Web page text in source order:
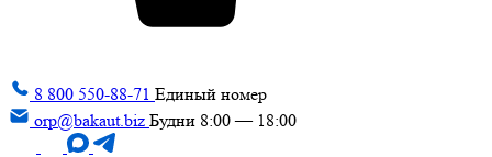
8 800 550-88-71 Единый номер
orp@bakaut.biz Будни 8:00 — 18:00